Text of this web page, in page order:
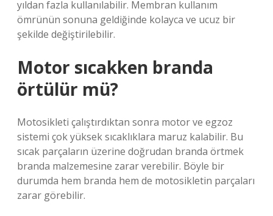
yıldan fazla kullanılabilir. Membran kullanım
ömrünün sonuna geldiğinde kolayca ve ucuz bir
şekilde değiştirilebilir.
Motor sıcakken branda
örtülür mü?
Motosikleti çalıştırdıktan sonra motor ve egzoz
sistemi çok yüksek sıcaklıklara maruz kalabilir. Bu
sıcak parçaların üzerine doğrudan branda örtmek
branda malzemesine zarar verebilir. Böyle bir
durumda hem branda hem de motosikletin parçaları
zarar görebilir.